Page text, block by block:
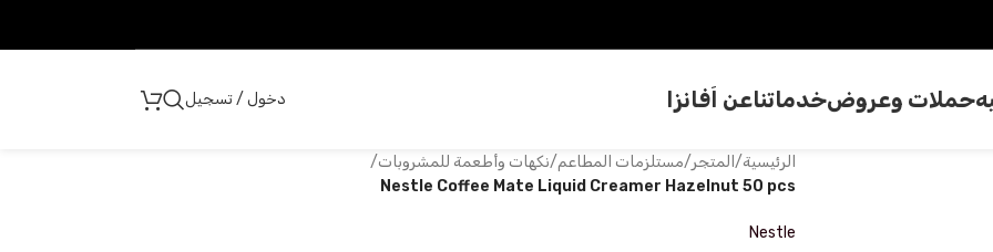
حملات وعروضخدماتناعن اَفانزا دخول / تسجيل
الرئيسية/المتجر/مستلزمات المطاعم/نكهات وأطعمة للمشروبات/
Nestle Coffee Mate Liquid Creamer Hazelnut 50 pcs
Nestle